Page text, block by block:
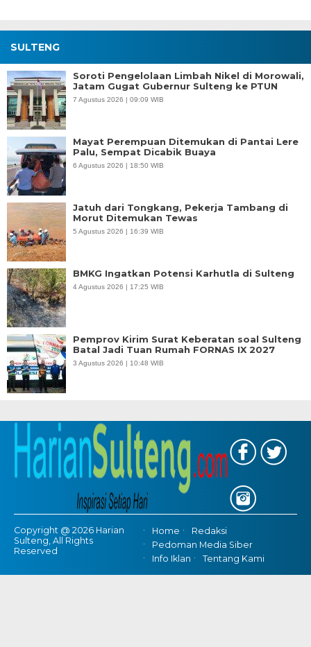
SULTENG
Soroti Pengelolaan Limbah Nikel di Morowali,
Jatam Gugat Gubernur Sulteng ke PTUN
7 Agustus 2026 | 09:09 WIB
Mayat Perempuan Ditemukan di Pantai Lere
Palu, Sempat Dicabik Buaya
6 Agustus 2026 | 18:50 WIB
Jatuh dari Tongkang, Pekerja Tambang di
Morut Ditemukan Tewas
5 Agustus 2026 | 16:39 WIB
BMKG Ingatkan Potensi Karhutla di Sulteng
4 Agustus 2026 | 17:25 WIB
Pemprov Kirim Surat Keberatan soal Sulteng
Batal Jadi Tuan Rumah FORNAS IX 2027
3 Agustus 2026 | 10:48 WIB
Copyright @ 2026 Harian
Sulteng, All Rights
Reserved
Home
Redaksi
Pedoman Media Siber
Info Iklan
Tentang Kami